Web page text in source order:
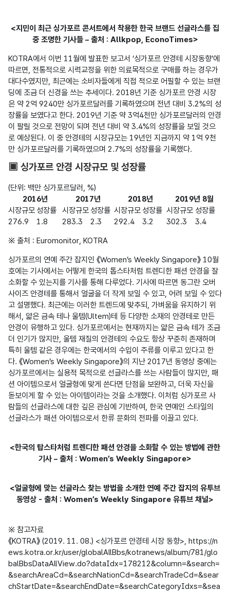
<지민이 최근 싱가포르 콘서트에서 착용한 한국 브랜드 선글라스를 집
중 조명한 기사들 – 출처 : Allkpop, EconoTimes>
KOTRA에서 이번 11월에 발표한 보고서 ‘싱가포르 안경테 시장동향’에
따르면, 전통적으로 시력교정을 위한 의료목적으로 구매를 하는 경우가
대다수였지만, 최근에는 소비자들에게 직접 적으로 어필할 수 있는 브랜
딩에 조금 더 신경을 쓰는 추세이다. 2018년 기준 싱가포르 안경 시장
은 약 2억 9240만 싱가포르달러를 기록하였으며 전년 대비 3.2%의 성
장률을 보였다고 한다. 2019년 기준 약 3억4천만 싱가포르달러의 안경
이 팔릴 것으로 전망이 되며 전년 대비 약 3.4%의 성장률을 보일 것으
로 예상된다. 이 중 안경테의 시장규모는 19년인 지금까지 약 1억 9천
만 싱가포르달러를 기록하였으며 2.7%의 성장률을 기록했다.
▣ 싱가포르 안경 시장규모 및 성장률
(단위: 백만 싱가포르달러, %)
2016년
2017년 2018년
2019년 8월
시장규모 성장률 시장규모 성장률 시장규모 성장률 시장규모 성장률
276.9
1.8 283.3 2.3 292.4 3.2 302.3
3.4
※ 출처 : Euromonitor, KOTRA
싱가포르의 연예 주간 잡지인 《Women’s Weekly Singapore》 10월
호에는 기사에서는 어떻게 한국의 톱스타처럼 트렌디한 패션 안경을 잘
소화할 수 있는지를 기사를 통해 다루었다. 기사에 따르면 동그란 오버
사이즈 안경테를 통해서 얼굴을 더 작게 보일 수 있고, 어려 보일 수 있다
고 설명했다. 최근에는 이러한 트렌드에 맞추되, 가벼움을 유지하기 위
해서, 얇은 금속 테나 울템(Ultem)테 등 다양한 소재의 안경테로 만든
안경이 유행하고 있다. 싱가포르에서는 현재까지는 얇은 금속 테가 조금
더 인기가 많지만, 울템 재질의 안경테의 수요도 항상 꾸준히 존재하며
특히 울템 같은 경우에는 한국에서의 수입이 주류를 이루고 있다고 한
다. 《Women’s Weekly Singapore》의 지난 2017년 동영상 중에는
싱가포르에서는 실용적 목적으로 선글라스를 쓰는 사람들이 많지만, 패
션 아이템으로서 얼굴형에 맞게 쓴다면 단점을 보완하고, 더욱 자신을
돋보이게 할 수 있는 아이템이라는 것을 소개했다. 이처럼 싱가포르 사
람들의 선글라스에 대한 깊은 관심에 기반하여, 한국 연예인 스타일의
선글라스가 패션 아이템으로서 한류 문화의 전파를 이끌고 있다.
<한국의 탑스타처럼 트렌디한 패션 안경을 소화할 수 있는 방법에 관한
기사 – 출처 : Women’s Weekly Singapore>
<얼굴형에 맞는 선글라스 찾는 방법을 소개한 연예 주간 잡지의 유투브
동영상 - 출처 : Women’s Weekly Singapore 유튜브 채널>
※ 참고자료
《KOTRA》 (2019. 11. 08.) <싱가포르 안경테 시장 동향>, https://n
ews.kotra.or.kr/user/globalAllBbs/kotranews/album/781/glo
balBbsDataAllView.do?dataIdx=178212&column=&search=
&searchAreaCd=&searchNationCd=&searchTradeCd=&sear
chStartDate=&searchEndDate=&searchCategoryIdxs=&sea